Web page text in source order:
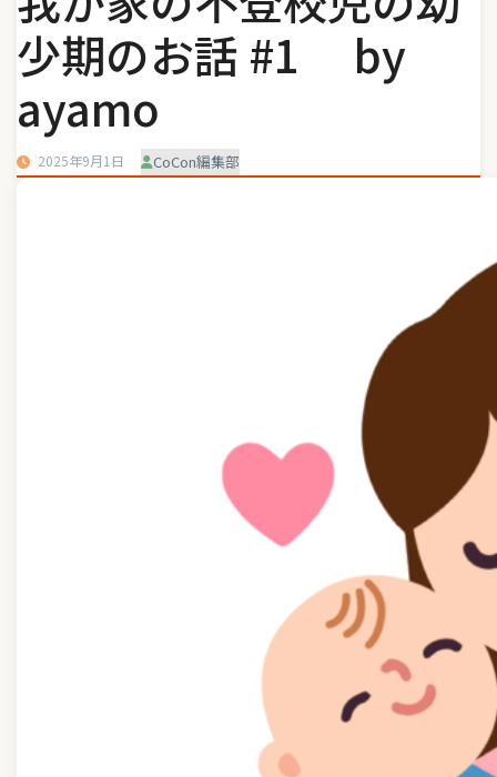
少期のお話 #1 by
ayamo
2025年9月1日 CoCon編集部